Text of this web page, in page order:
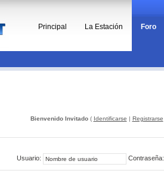
Principal La Estación Foro
Bienvenido Invitado( Identificarse | Registrarse
Usuario: Contraseña: